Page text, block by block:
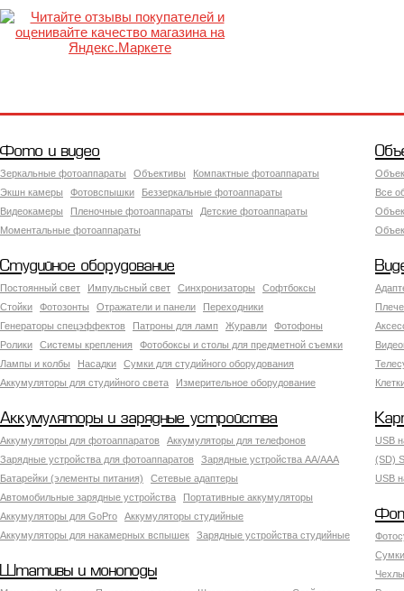
Фото и видео
Зеркальные фотоаппараты Объективы
Компактные фотоаппараты
Экшн камеры
Фотовспышки
Беззеркальные фотоаппараты
Видеокамеры
Пленочные фотоаппараты
Детские фотоаппараты
Моментальные фотоаппараты
Все
Студийное оборудование
Постоянный свет Импульсный свет Синхронизаторы
Софтбоксы
Стойки
Фотозонты Отражатели и панели
Переходники
Генераторы спецэффектов
Патроны для ламп Журавли
Фотофоны
Ролики
Системы крепления
Фотобоксы и столы для предметной съемки
Лампы и колбы
Насадки
Сумки для студийного оборудования
Аккумуляторы для студийного света
Измерительное оборудование
Аккумуляторы и зарядные устройства
Аккумуляторы для фотоаппаратов
Аккумуляторы для телефонов
Зарядные устройства для фотоаппаратов
Зарядные устройства AA/AAA
Батарейки (элементы питания)
Сетевые адаптеры
Автомобильные зарядные устройства
Портативные аккумуляторы
Аккумуляторы для GoPro
Аккумуляторы студийные
Аккумуляторы для накамерных вспышек
Зарядные устройства студийные
USB
(SD)
USB
Штативы и моноподы